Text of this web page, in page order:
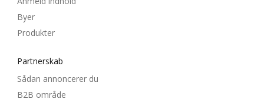
Byer
Produkter
Partnerskab
Sådan annoncerer du
B2B område